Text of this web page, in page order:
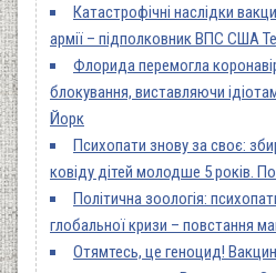
Катастрофічні наслідки
армії – підполковник ВПС США
Флорида перемогла
блокування, виставляючи
Йорк
Психопати знову за своє:
ковіду дітей молодше 5 років.
Політична зоологія:
глобальної кризи ­– повстання
Отямтесь, це геноцид!